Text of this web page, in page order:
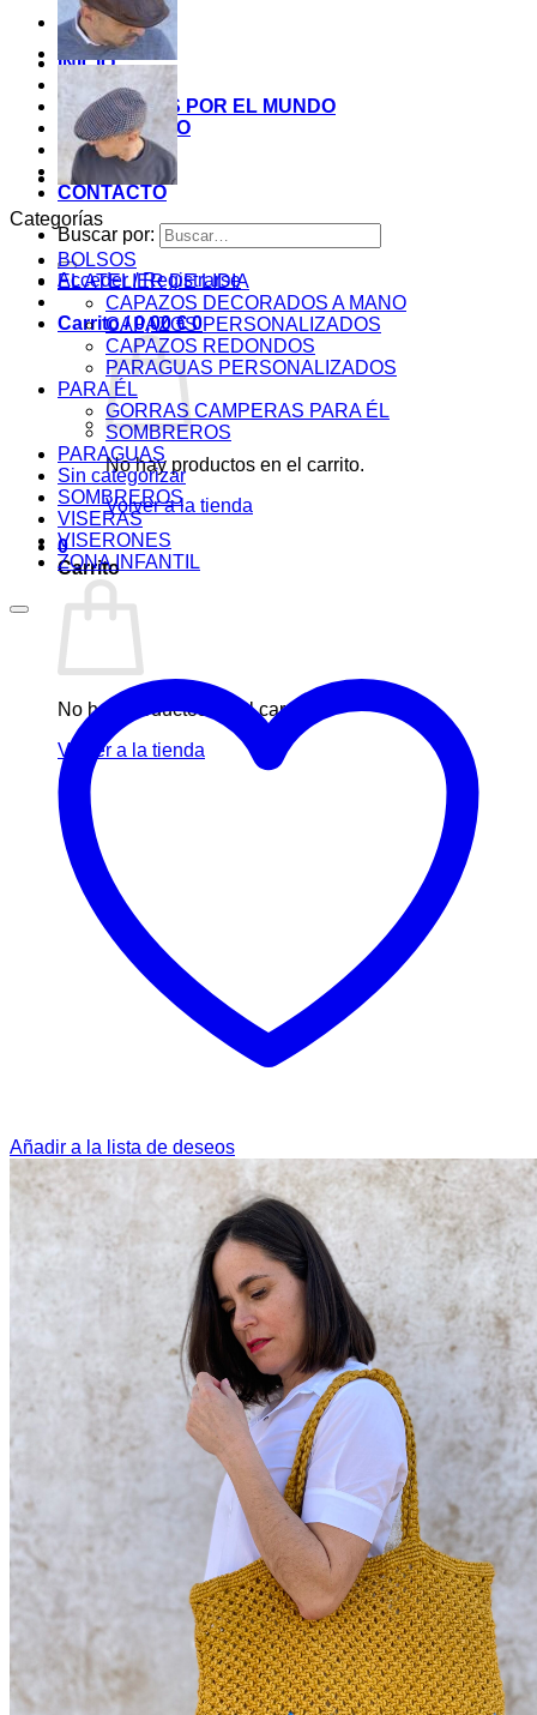
INICIO
TIENDA
MIS COSITAS POR EL MUNDO
EL COMIENZO
BLOG
PAGOS
CONTACTO
Buscar por:
Acceder / Registrarse
Carrito /0,00€ 0
No hay productos en el carrito.
Volver a la tienda
0
Carrito
No hay productos en el carrito.
Volver a la tienda
Categorías
BOLSOS
EL ATELIER DE LIDIA
CAPAZOS DECORADOS A MANO
CAPAZOS PERSONALIZADOS
CAPAZOS REDONDOS
PARAGUAS PERSONALIZADOS
PARA ÉL
GORRAS CAMPERAS PARA ÉL
SOMBREROS
PARAGUAS
Sin categorizar
SOMBREROS
VISERAS
VISERONES
ZONA INFANTIL
Añadir a la lista de deseos